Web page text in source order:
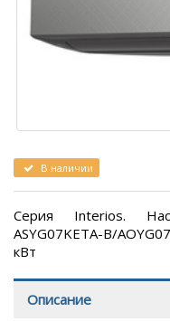
В наличии
Серия Interios.
ASYG07KETA-B/
кВт
Описание